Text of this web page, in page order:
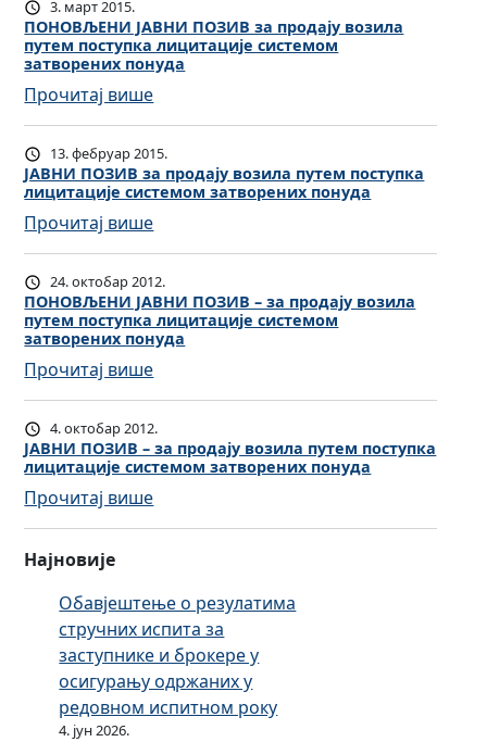
З
И
В
з
а
п
р
д
а
ј
у
к
о
и
ш
ћ
е
н
м
о
т
о
р
В
Н
И
П
О
З
И
В
з
а
п
р
о
д
у
в
о
а
п
у
т
е
3. март 2015.
ПОНОВЉЕНИ ЈАВНИ ПОЗИВ за продају возила
путем поступка лицитације системом
затворених понуда
Прочитај више:
П
О
Н
О
В
Љ
Е
Н
И
Ј
А
В
Н
И
О
З
з
а
п
р
о
13. фебруар 2015.
ЈАВНИ ПОЗИВ за продају возила путем поступка
лицитације системом затворених понуда
Прочитај више:
Ј
А
В
Н
И
П
О
З
И
В
з
а
о
д
а
ј
у
24. октобар 2012.
ПОНОВЉЕНИ ЈАВНИ ПОЗИВ – за продају возила
путем поступка лицитације системом
затворених понуда
Прочитај више:
П
О
Н
О
В
Љ
И
Ј
А
В
Н
4. октобар 2012.
ЈАВНИ ПОЗИВ – за продају возила путем поступка
лицитације системом затворених понуда
Прочитај више:
Ј
Н
И
П
О
З
Најновије
Обавјештење о резулатима
стручних испита за
заступнике и брокере у
осигурању одржаних у
редовном испитном року
4. јун 2026.